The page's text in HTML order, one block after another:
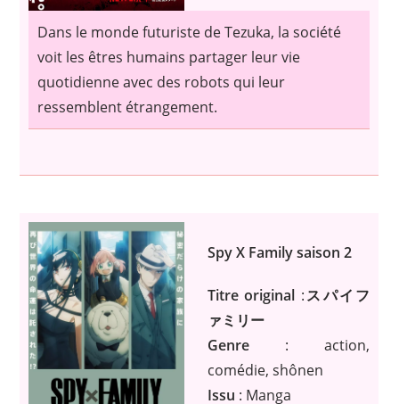
Dans le monde futuriste de Tezuka, la société
voit les êtres humains partager leur vie
quotidienne avec des robots qui leur
ressemblent étrangement.
Spy X Family saison 2
Titre original :スパイフ
ァミリー
Genre: action,
comédie, shônen
Issu : Manga